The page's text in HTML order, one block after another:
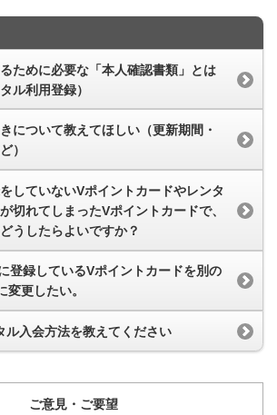
ために必要な「本人確認書類」とは
ル利用登録）
について教えてほしい（更新期間・
）
していないVポイントカードやレンタ
切れてしまったVポイントカードで、
うしたらよいですか？
登録しているVポイントカードを別の
変更したい。
ル入会方法を教えてください
ご意見・ご要望